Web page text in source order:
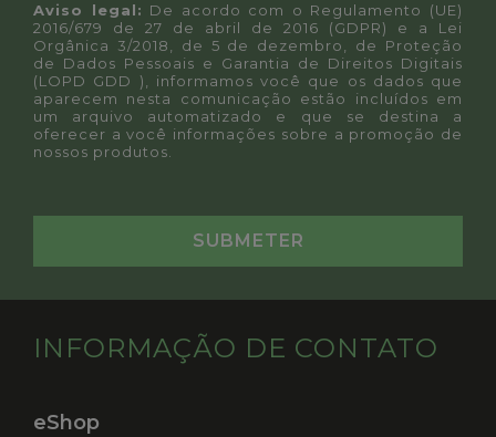
Aviso legal: De acordo com o Regulamento (UE)
2016/679 de 27 de abril de 2016 (GDPR) e a Lei
Orgânica 3/2018, de 5 de dezembro, de Proteção
de Dados Pessoais e Garantia de Direitos Digitais
(LOPD GDD ), informamos você que os dados que
aparecem nesta comunicação estão incluídos em
um arquivo automatizado e que se destina a
oferecer a você informações sobre a promoção de
nossos produtos.
INFORMAÇÃO DE CONTATO
eShop